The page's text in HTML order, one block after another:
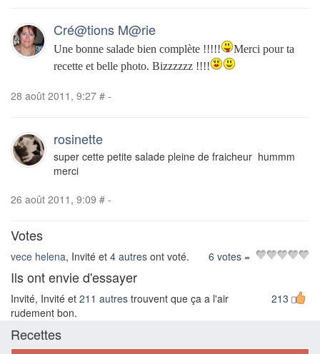
Cré@tions M@rie
Une bonne salade bien complète !!!!!
Merci pour ta
recette et belle photo. Bizzzzzz !!!!
28 août 2011, 9:27 # -
rosinette
super cette petite salade pleine de fraicheur hummm
merci
26 août 2011, 9:09 # -
Votes
vece helena, Invité et 4 autres ont voté. =
6 votes
Ils ont envie d'essayer
213
Invité, Invité et 211 autres trouvent que ça a l'air
rudement bon.
Recettes